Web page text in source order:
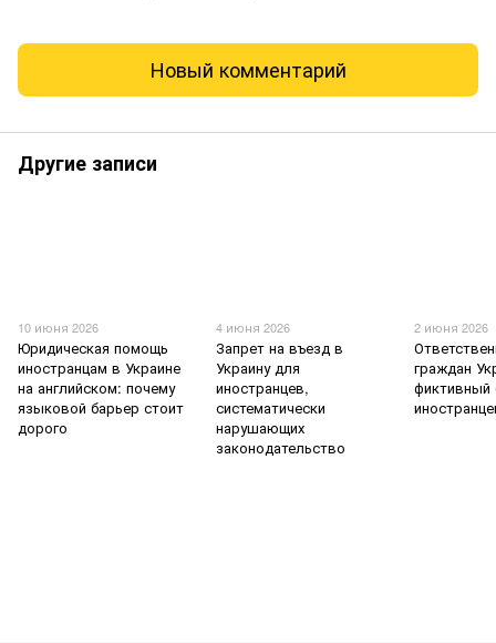
Новый комментарий
Другие записи
10 июня 2026
Юридическая помощь
иностранцам в Украине
на английском: почему
языковой барьер стоит
дорого
4 июня 2026
Запрет на въезд в
Украину для
иностранцев,
систематически
нарушающих
законодательство
2 июня 2026
граждан
фиктивный